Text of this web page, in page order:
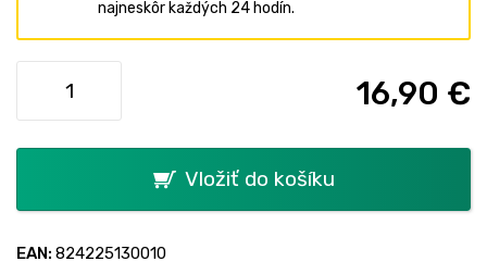
najneskôr každých 24 hodín.
16,90 €
Vložiť do košíku
EAN: 824225130010